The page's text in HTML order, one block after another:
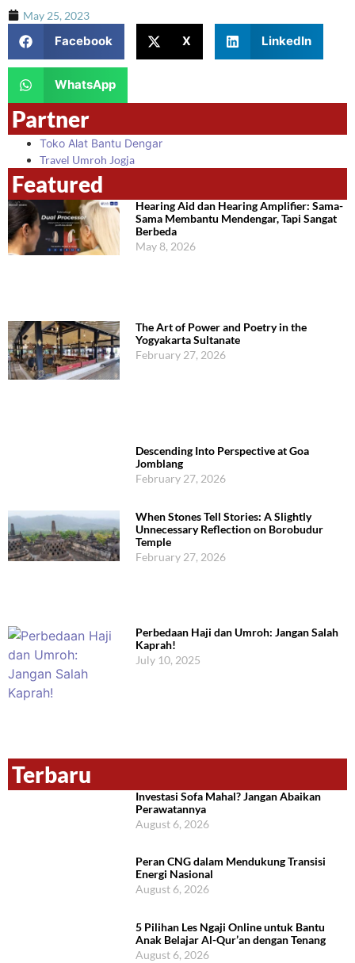
May 25, 2023
Facebook X LinkedIn
WhatsApp
Partner
Toko Alat Bantu Dengar
Travel Umroh Jogja
Featured
Hearing Aid dan Hearing Amplifier: Sama-
Sama Membantu Mendengar, Tapi Sangat
Berbeda
May 8, 2026
The Art of Power and Poetry in the
Yogyakarta Sultanate
February 27, 2026
Descending Into Perspective at Goa
Jomblang
February 27, 2026
When Stones Tell Stories: A Slightly
Unnecessary Reflection on Borobudur
Temple
February 27, 2026
Perbedaan Haji dan Umroh: Jangan Salah
Kaprah!
July 10, 2025
Terbaru
Investasi Sofa Mahal? Jangan Abaikan
Perawatannya
August 6, 2026
Peran CNG dalam Mendukung Transisi
Energi Nasional
August 6, 2026
5 Pilihan Les Ngaji Online untuk Bantu
Anak Belajar Al-Qur’an dengan Tenang
August 6, 2026